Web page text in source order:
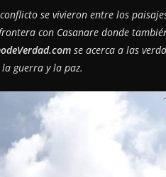
se vivieron entre los
con Casanare donde
se acerca a las
guerra y la paz.